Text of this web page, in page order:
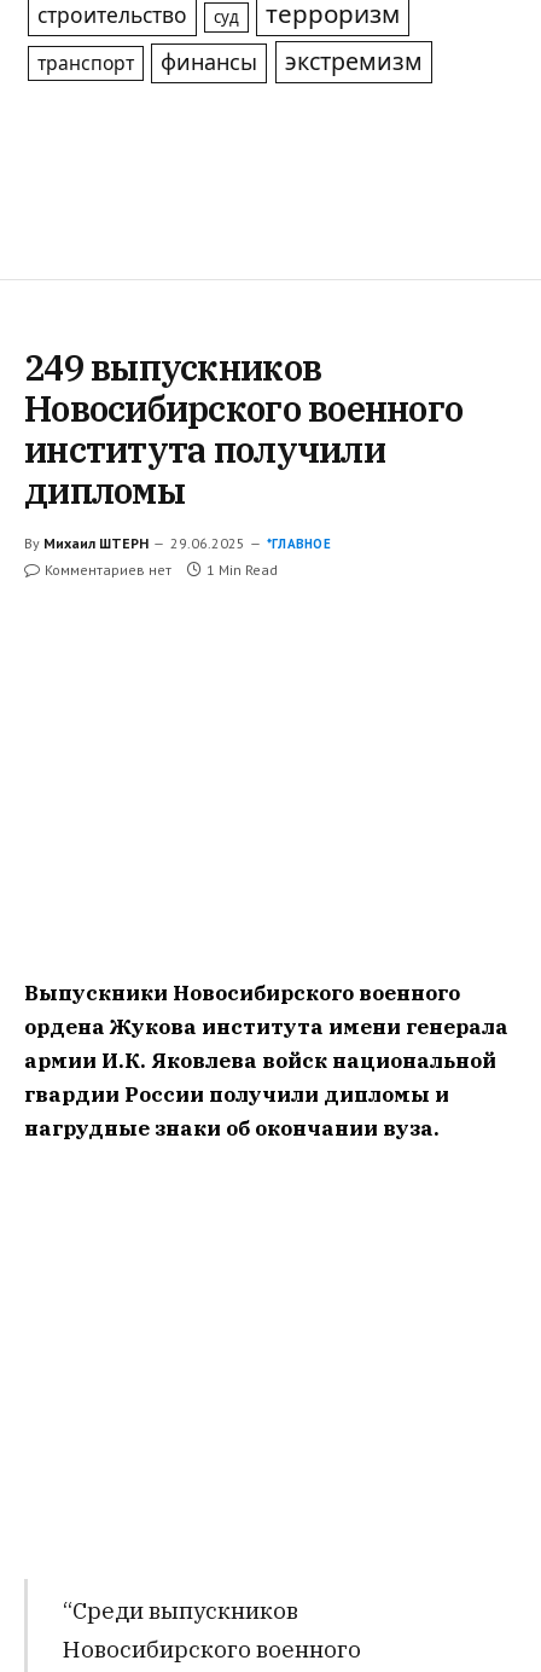
строительство суд терроризм
транспорт финансы экстремизм
249 выпускников
Новосибирского военного
института получили
дипломы
By Михаил ШТЕРН 29.06.2025 *ГЛАВНОЕ
Комментариев нет 1 Min Read
Выпускники Новосибирского военного
ордена Жукова института имени генерала
армии И.К. Яковлева войск национальной
гвардии России получили дипломы и
нагрудные знаки об окончании вуза.
“Среди выпускников
Новосибирского военного